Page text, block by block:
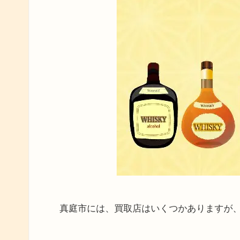
真庭市には、買取店はいくつかありますが、